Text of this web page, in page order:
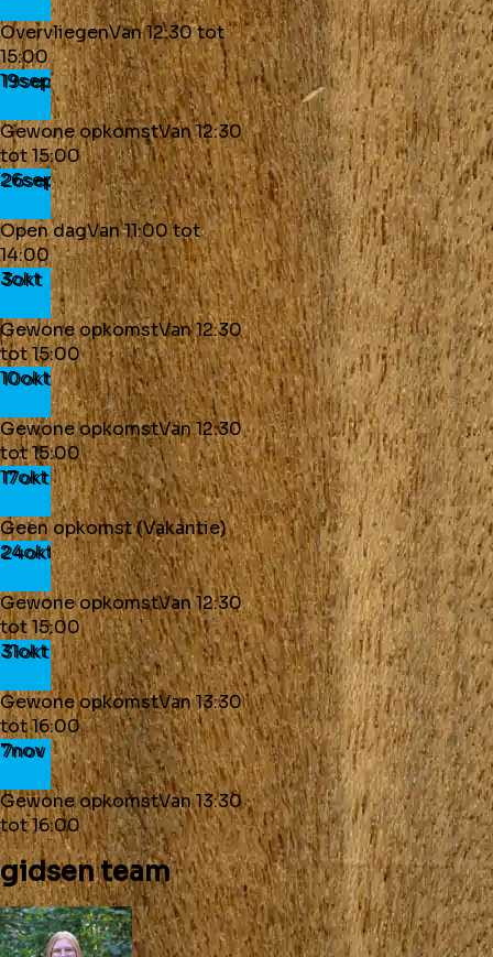
OvervliegenVan12:30tot
15:00
19sep
Gewone opkomstVan12:30
tot15:00
26sep
Open dagVan11:00tot
14:00
3okt
Gewone opkomstVan12:30
tot15:00
10okt
Gewone opkomstVan12:30
tot15:00
17okt
Geen opkomst (Vakantie)
24okt
Gewone opkomstVan12:30
tot15:00
31okt
Gewone opkomstVan13:30
tot16:00
7nov
Gewone opkomstVan13:30
tot16:00
gidsenteam